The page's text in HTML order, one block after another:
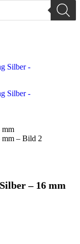
– 16 mm